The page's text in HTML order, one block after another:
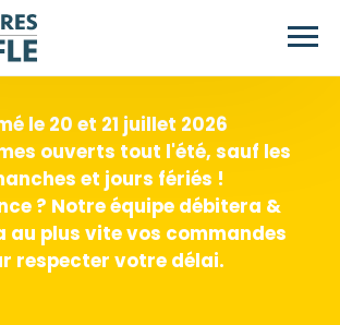
le 20 et 21 juillet 2026
ouverts tout l'été, sauf les
et jours fériés !
? Notre équipe débitera &
au plus vite vos commandes
respecter votre délai.